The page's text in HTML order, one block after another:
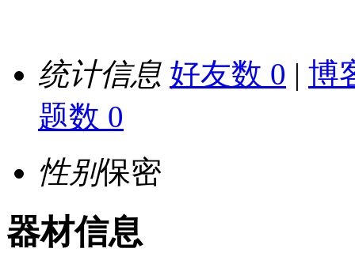
统计信息 好友数 0 | 博
题数 0
性别保密
器材信息